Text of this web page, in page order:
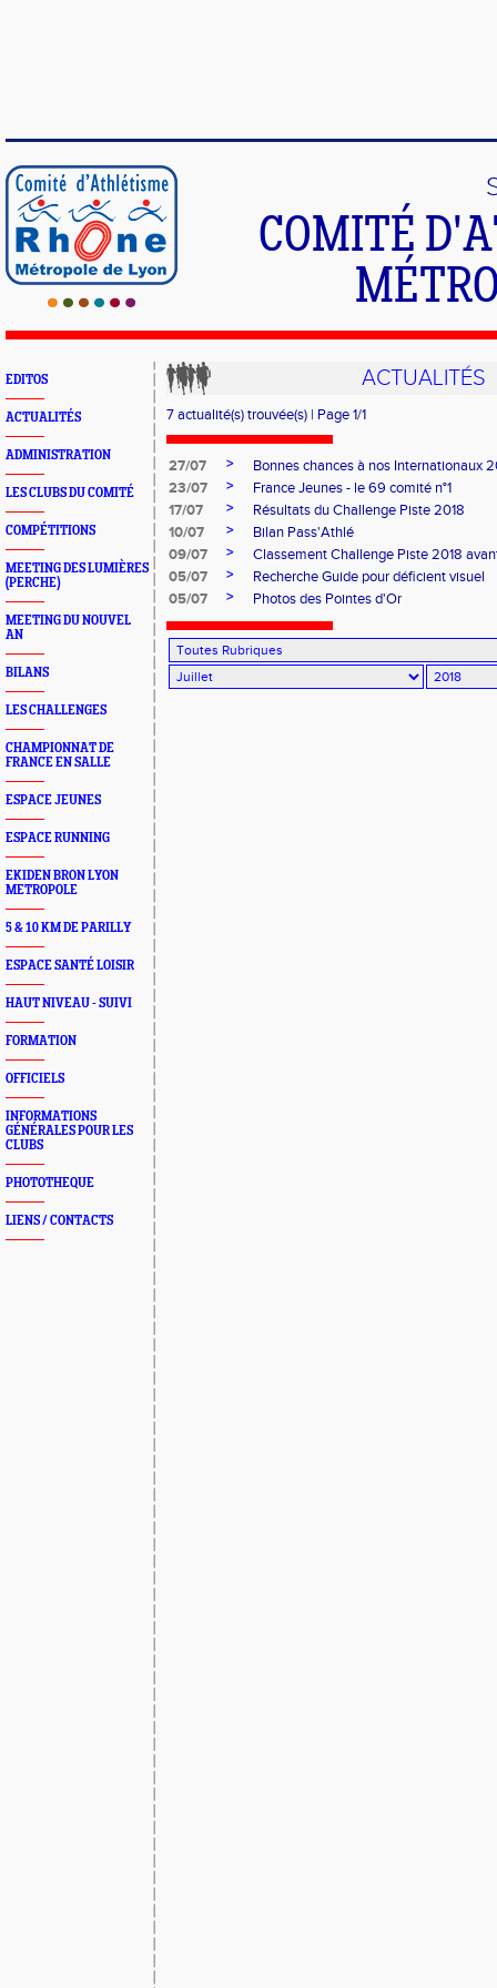
COMITÉ
EDITOS
ACTUALITÉS
ADMINISTRATION
LES CLUBS DU COMITÉ
COMPÉTITIONS
MEETING DES LUMIÈRES
(PERCHE)
MEETING DU NOUVEL
AN
BILANS
LES CHALLENGES
CHAMPIONNAT DE
FRANCE EN SALLE
ESPACE JEUNES
ESPACE RUNNING
EKIDEN BRON LYON
METROPOLE
5 & 10 KM DE PARILLY
ESPACE SANTÉ LOISIR
HAUT NIVEAU - SUIVI
FORMATION
OFFICIELS
INFORMATIONS
GÉNÉRALES POUR LES
CLUBS
PHOTOTHEQUE
LIENS / CONTACTS
ACTUALITÉS
7 actualité(s) trouvée(s) | Page 1/1
27/07 >
Bonnes chances à nos Internationaux
23/07
>
France Jeunes - le 69 comité n°1
17/07
>
Résultats du Challenge Piste 2018
10/07
>
Bilan Pass'Athlé
09/07
>
Classement Challenge Piste 2018
05/07
>
Recherche Guide pour déficient visuel
05/07
> Photos des Pointes d'Or